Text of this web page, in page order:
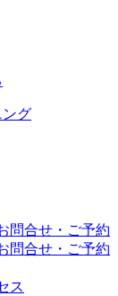
問合せ・ご予約
問合せ・ご予約
ス